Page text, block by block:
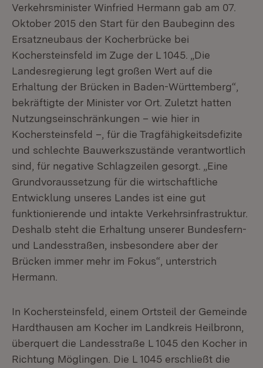
Verkehrsminister Winfried Hermann gab am 07.
Oktober 2015 den Start für den Baubeginn des
Ersatzneubaus der Kocherbrücke bei
Kochersteinsfeld im Zuge der L 1045. „Die
Landesregierung legt großen Wert auf die
Erhaltung der Brücken in Baden-Württemberg“,
bekräftigte der Minister vor Ort. Zuletzt hatten
Nutzungseinschränkungen – wie hier in
Kochersteinsfeld –, für die Tragfähigkeitsdefizite
und schlechte Bauwerkszustände verantwortlich
sind, für negative Schlagzeilen gesorgt. „Eine
Grundvoraussetzung für die wirtschaftliche
Entwicklung unseres Landes ist eine gut
funktionierende und intakte Verkehrsinfrastruktur.
Deshalb steht die Erhaltung unserer Bundesfern-
und Landesstraßen, insbesondere aber der
Brücken immer mehr im Fokus“, unterstrich
Hermann.
In Kochersteinsfeld, einem Ortsteil der Gemeinde
Hardthausen am Kocher im Landkreis Heilbronn,
überquert die Landesstraße L 1045 den Kocher in
Richtung Möglingen. Die L 1045 erschließt die